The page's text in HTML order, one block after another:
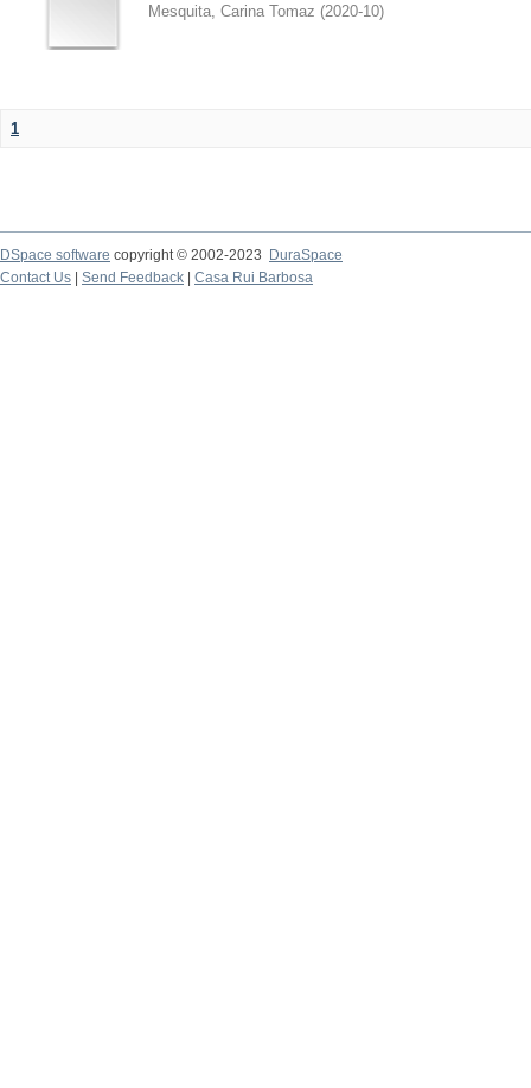
Mesquita, Carina Tomaz (2020-10)
1
DSpace software copyright © 2002-2023
DuraSpace
Contact Us
Send Feedback Casa Rui Barbosa